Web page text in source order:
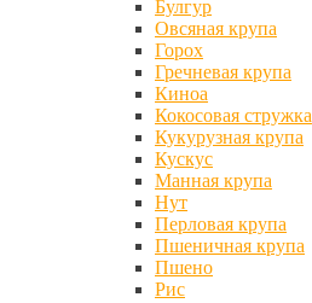
Булгур
Овсяная крупа
Горох
Гречневая крупа
Киноа
Кокосовая стружка
Кукурузная крупа
Кускус
Манная крупа
Нут
Перловая крупа
Пшеничная крупа
Пшено
Рис